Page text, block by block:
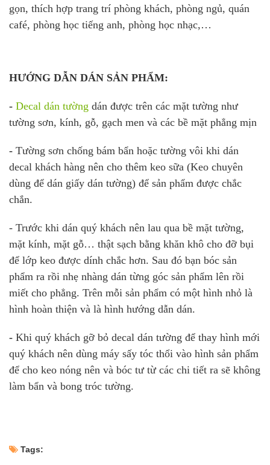
gọn, thích hợp trang trí phòng khách, phòng ngủ, quán
café, phòng học tiếng anh, phòng học nhạc,…
HƯỚNG DẪN DÁN SẢN PHẨM:
- Decal dán tường dán được trên các mặt tường như
tường sơn, kính, gỗ, gạch men và các bề mặt phẳng mịn
- Tường sơn chống bám bẩn hoặc tường vôi khi dán
decal khách hàng nên cho thêm keo sữa (Keo chuyên
dùng để dán giấy dán tường) để sản phẩm được chắc
chắn.
- Trước khi dán quý khách nên lau qua bề mặt tường,
mặt kính, mặt gỗ… thật sạch bằng khăn khô cho đỡ bụi
để lớp keo được dính chắc hơn. Sau đó bạn bóc sản
phẩm ra rồi nhẹ nhàng dán từng góc sản phẩm lên rồi
miết cho phẳng. Trên mỗi sản phẩm có một hình nhỏ là
hình hoàn thiện và là hình hướng dẫn dán.
- Khi quý khách gỡ bỏ decal dán tường để thay hình mới
quý khách nên dùng máy sấy tóc thổi vào hình sản phẩm
để cho keo nóng nên và bóc tư từ các chi tiết ra sẽ không
làm bẩn và bong tróc tường.
Tags: